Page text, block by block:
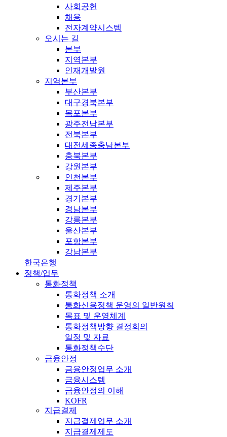
사회공헌
채용
전자계약시스템
오시는 길
본부
지역본부
인재개발원
지역본부
부산본부
대구경북본부
목포본부
광주전남본부
전북본부
대전세종충남본부
충북본부
강원본부
인천본부
제주본부
경기본부
경남본부
강릉본부
울산본부
포항본부
강남본부
한국은행
정책/업무
통화정책
통화정책 소개
통화신용정책 운영의 일반원칙
목표 및 운영체계
통화정책방향 결정회의
일정 및 자료
통화정책수단
금융안정
금융안정업무 소개
금융시스템
금융안정의 이해
KOFR
지급결제
지급결제업무 소개
지급결제제도